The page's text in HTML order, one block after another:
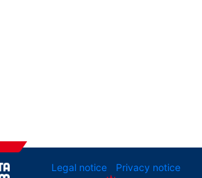
Legal notice Privacy notice